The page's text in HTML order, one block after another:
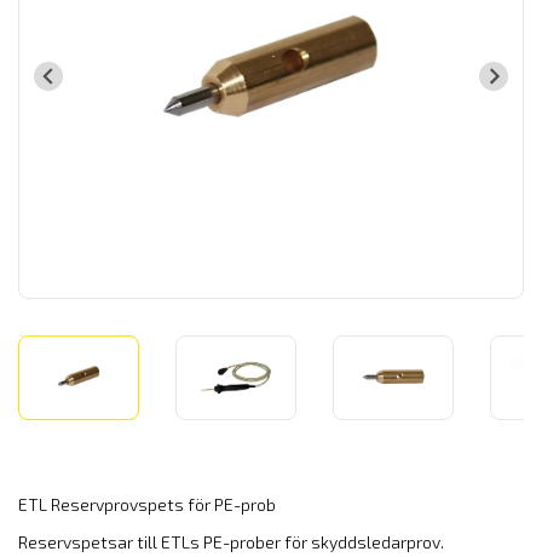
ETL Reservprovspets för PE-prob
Reservspetsar till ETLs PE-prober för skyddsledarprov.